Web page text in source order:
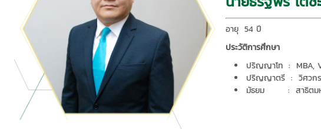
อายุ 54 ปี
ประวัติการศึกษา
ปริญญาโท : MBA,
ปริญญาตรี : วิศวกร
มัธยม : สาธิตมหา